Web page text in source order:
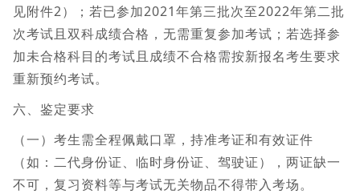
见附件2）；若已参加2021年第三批次至2022年第二批
次考试且双科成绩合格，无需重复参加考试；若选择参
加未合格科目的考试且成绩不合格需按新报名考生要求
重新预约考试。
六、鉴定要求
（一）考生需全程佩戴口罩，持准考证和有效证件
（如：二代身份证、临时身份证、驾驶证），两证缺一
不可，复习资料等与考试无关物品不得带入考场。